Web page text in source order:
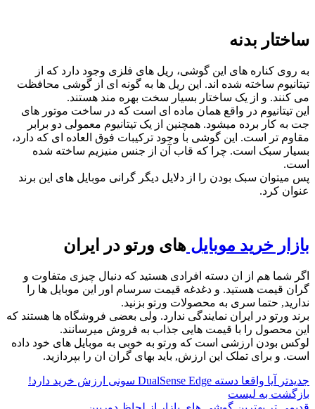
ساختار بدنه
به روی کناره های این گوشی، ریل های فلزی وجود دارد که از
تیتانیوم ساخته شده اند. این ریل ها به گونه ای از گوشی محافظت
می کنند. و از یک ساختار بسیار سخت بهره مند هستند.
این تیتانیوم در واقع همان ماده ای است که در ساخت موتور های
جت به کار برده میشود. همچنین از یک تیتانیوم معمولی دو برابر
مقاوم تر است. این گوشی با وجود ترکیبات فوق العاده ای که دارد،
بسیار سبک است. چرا که قاب آن از جنس منیزیم ساخته شده
است.
پس میتوان سبک بودن را از دلایل دیگر گرانی موبایل های این برند
عنوان کرد.
بازار خرید موبایل های ورتو در ایران
اگر شما هم از ان دسته افرادی هستید که دنبال چیزی متفاوت و
گران قیمت هستید. و دغدغه قیمت سرسام اور این موبایل ها را
ندارید, حتما سری به محصولات ورتو بزنید.
برند ورتو در ایران نمایندگی ندارد. ولی بعضی فروشگاه ها هستند که
این محصول را با قیمت هایی جذاب به فروش میرسانند.
لوکس بودن ارزشی است که ورتو به خوبی به موبایل های خود داده
است. و برای تملک این ارزش, باید بهای گران ان را بپردازید.
جدیدتر
آیا واقعا دسته DualSense Edge سونی ارزش خرید دارد!
بازگشت به لیست